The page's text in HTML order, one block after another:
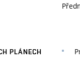
PLÁNECH